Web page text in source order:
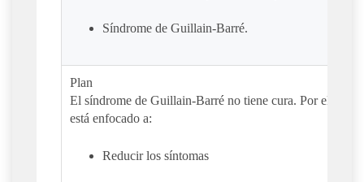
Síndrome de Guillain-Barré.
Plan
El síndrome de Guillain-Barré no tiene cura. Por ello, el
está enfocado a:
Reducir los síntomas